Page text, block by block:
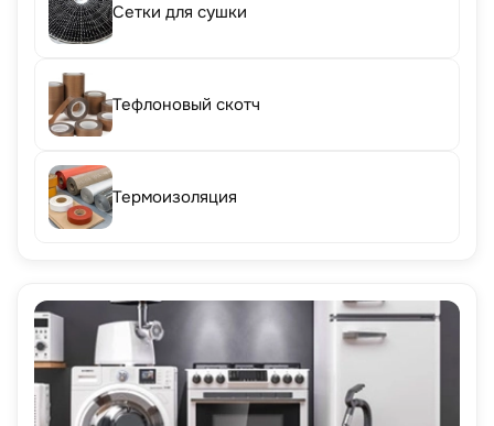
Сетки для сушки
Тефлоновый скотч
Термоизоляция